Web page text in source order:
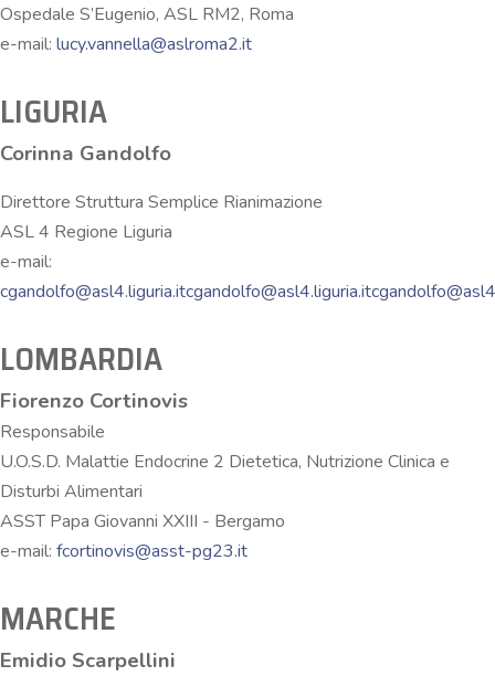
Ospedale S’Eugenio, ASL RM2, Roma
e-mail: lucy.vannella@aslroma2.it
LIGURIA
Corinna Gandolfo
Direttore Struttura Semplice Rianimazione
ASL 4 Regione Liguria
e-mail:
LOMBARDIA
Fiorenzo Cortinovis
Responsabile
U.O.S.D. Malattie Endocrine 2 Dietetica, Nutrizione Clinica e
Disturbi Alimentari
ASST Papa Giovanni XXIII - Bergamo
e-mail: fcortinovis@asst-pg23.it
MARCHE
Emidio Scarpellini